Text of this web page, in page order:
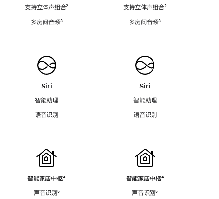
支持立体声组合脚
²
多房间音频脚
³
Siri
智能助理
语音识别
智能家居中枢脚
⁴
声音识别脚
⁵
支持立体声组合脚
²
多房间音频脚
³
Siri
智能助理
语音识别
智能家居中枢脚
⁴
声音识别脚
⁵